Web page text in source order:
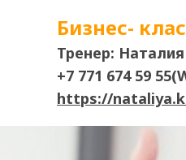
Бизнес-
Тренер: Наталия
+7 771 674 59
https://